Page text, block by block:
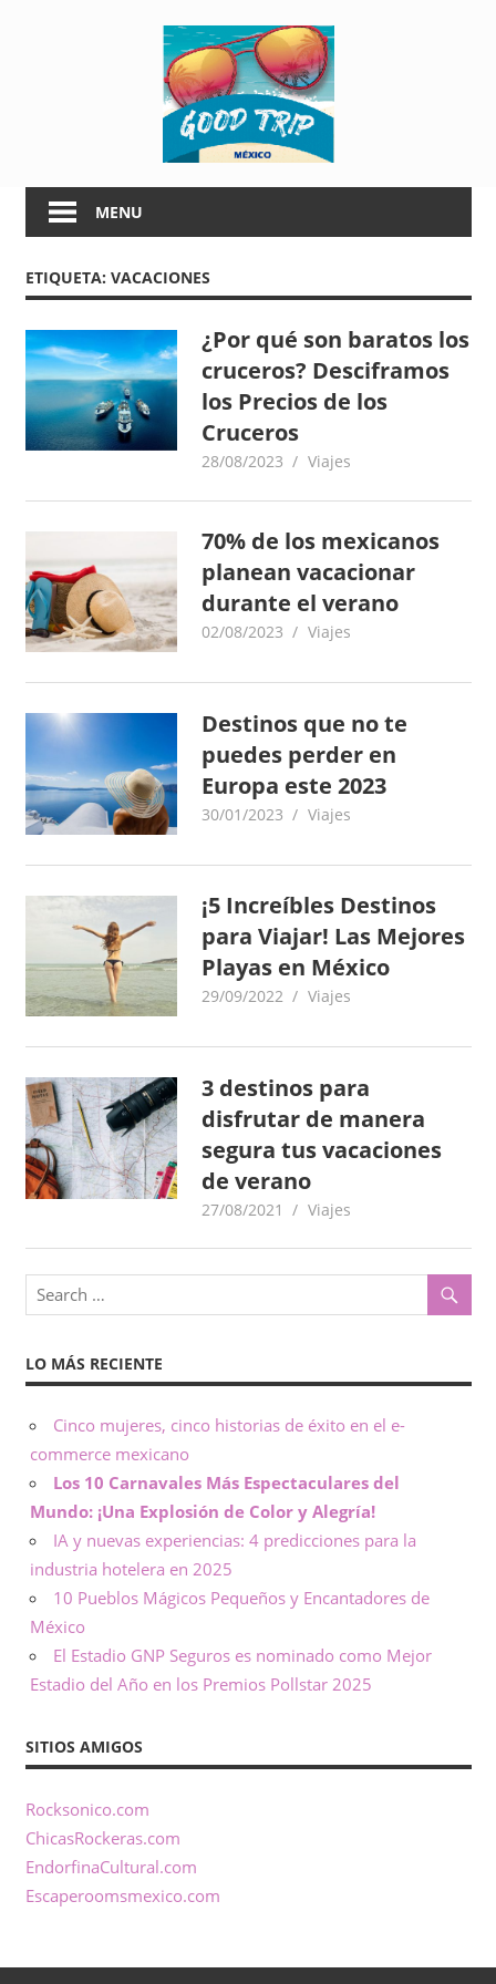
d
T
r
i
p
é
x
i
c
o
–
N
o
t
a
s
e
t
o
d
a
o
c
a
i
ó
n
e
M
T
i
p
M
é
x
i
n
f
o
r
i
ó
n
MENU
ETIQUETA: VACACIONES
¿Por qué son baratos los
cruceros? Desciframos
los Precios de los
Cruceros
28/08/2023 goodtripmx
Viajes
70% de los mexicanos
planean vacacionar
durante el verano
02/08/2023 goodtripmx
Viajes
Destinos que no te
puedes perder en
Europa este 2023
30/01/2023 goodtripmx
Viajes
¡5 Increíbles Destinos
para Viajar! Las Mejores
Playas en México
29/09/2022 goodtripmx
Viajes
3 destinos para
disfrutar de manera
segura tus vacaciones
de verano
27/08/2021 goodtripmx
Viajes
LO MÁS RECIENTE
Cinco mujeres, cinco historias de éxito en el e-
commerce mexicano
Los 10 Carnavales Más Espectaculares del
Mundo: ¡Una Explosión de Color y Alegría!
IA y nuevas experiencias: 4 predicciones para la
industria hotelera en 2025
10 Pueblos Mágicos Pequeños y Encantadores de
México
El Estadio GNP Seguros es nominado como Mejor
Estadio del Año en los Premios Pollstar 2025
SITIOS AMIGOS
Rocksonico.com
ChicasRockeras.com
EndorfinaCultural.com
Escaperoomsmexico.com